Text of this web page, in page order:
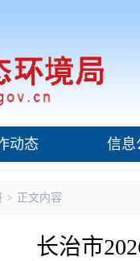
动态 信息
> 正文内容
长治市